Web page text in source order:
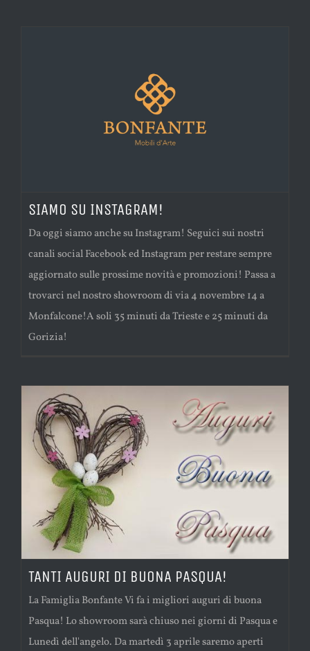
SIAMO SU INSTAGRAM!
Da oggi siamo anche su Instagram! Seguici sui nostri
canali social Facebook ed Instagram per restare sempre
aggiornato sulle prossime novità e promozioni! Passa a
trovarci nel nostro showroom di via 4 novembre 14 a
Monfalcone!A soli 35 minuti da Trieste e 25 minuti da
Gorizia!
TANTI AUGURI DI BUONA PASQUA!
La Famiglia Bonfante Vi fa i migliori auguri di buona
Pasqua! Lo showroom sarà chiuso nei giorni di Pasqua e
Lunedì dell'angelo. Da martedì 3 aprile saremo aperti